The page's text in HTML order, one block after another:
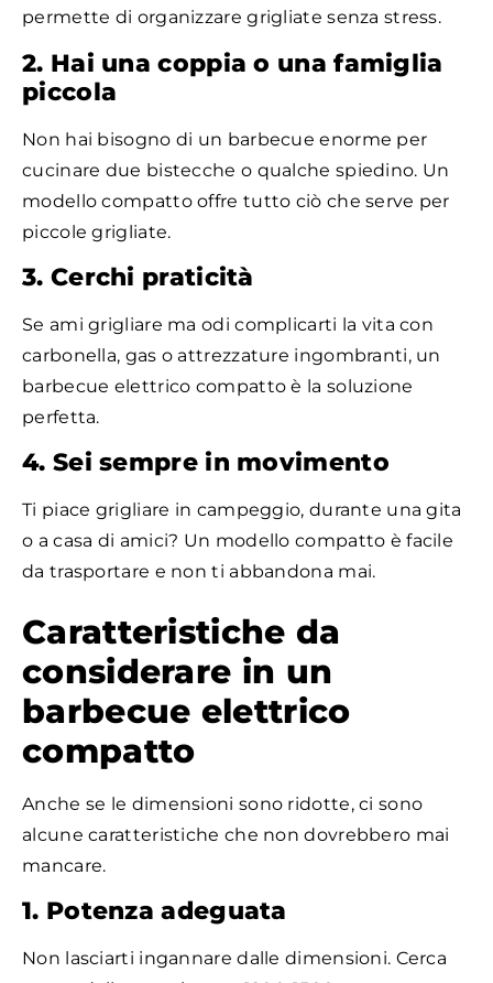
permette di organizzare grigliate senza stress.
2. Hai una coppia o una famiglia
piccola
Non hai bisogno di un barbecue enorme per
cucinare due bistecche o qualche spiedino. Un
modello compatto offre tutto ciò che serve per
piccole grigliate.
3. Cerchi praticità
Se ami grigliare ma odi complicarti la vita con
carbonella, gas o attrezzature ingombranti, un
barbecue elettrico compatto è la soluzione
perfetta.
4. Sei sempre in movimento
Ti piace grigliare in campeggio, durante una gita
o a casa di amici? Un modello compatto è facile
da trasportare e non ti abbandona mai.
Caratteristiche da
considerare in un
barbecue elettrico
compatto
Anche se le dimensioni sono ridotte, ci sono
alcune caratteristiche che non dovrebbero mai
mancare.
1. Potenza adeguata
Non lasciarti ingannare dalle dimensioni. Cerca